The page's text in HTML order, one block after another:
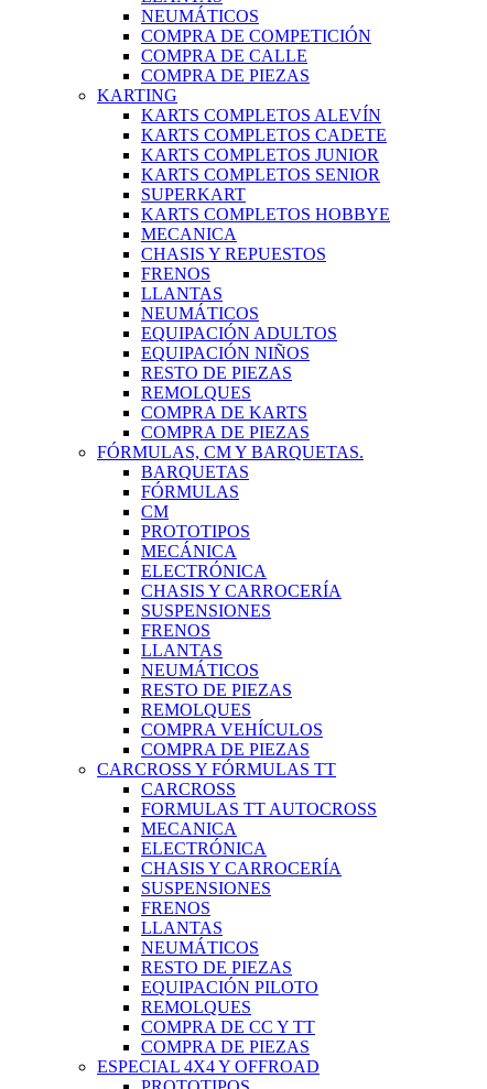
NEUMÁTICOS
COMPRA DE COMPETICIÓN
COMPRA DE CALLE
COMPRA DE PIEZAS
KARTING
KARTS COMPLETOS ALEVÍN
KARTS COMPLETOS CADETE
KARTS COMPLETOS JUNIOR
KARTS COMPLETOS SENIOR
SUPERKART
KARTS COMPLETOS HOBBYE
MECANICA
CHASIS Y REPUESTOS
FRENOS
LLANTAS
NEUMÁTICOS
EQUIPACIÓN ADULTOS
EQUIPACIÓN NIÑOS
RESTO DE PIEZAS
REMOLQUES
COMPRA DE KARTS
COMPRA DE PIEZAS
FÓRMULAS, CM Y BARQUETAS.
BARQUETAS
FÓRMULAS
CM
PROTOTIPOS
MECÁNICA
ELECTRÓNICA
CHASIS Y CARROCERÍA
SUSPENSIONES
FRENOS
LLANTAS
NEUMÁTICOS
RESTO DE PIEZAS
REMOLQUES
COMPRA VEHÍCULOS
COMPRA DE PIEZAS
CARCROSS Y FÓRMULAS TT
CARCROSS
FORMULAS TT AUTOCROSS
MECANICA
ELECTRÓNICA
CHASIS Y CARROCERÍA
SUSPENSIONES
FRENOS
LLANTAS
NEUMÁTICOS
RESTO DE PIEZAS
EQUIPACIÓN PILOTO
REMOLQUES
COMPRA DE CC Y TT
COMPRA DE PIEZAS
ESPECIAL 4X4 Y OFFROAD